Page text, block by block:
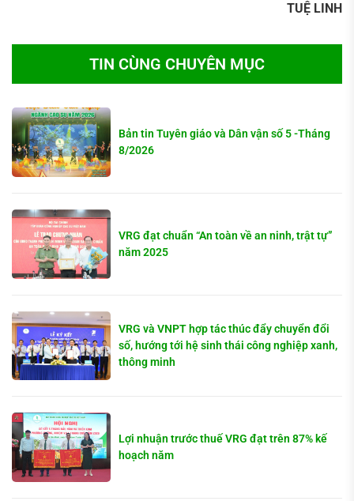
TUỆ LINH
TIN CÙNG CHUYÊN MỤC
Bản tin Tuyên giáo và Dân vận số 5 -Tháng
8/2026
VRG đạt chuẩn “An toàn về an ninh, trật tự”
năm 2025
VRG và VNPT hợp tác thúc đẩy chuyển đổi
số, hướng tới hệ sinh thái công nghiệp xanh,
thông minh
Lợi nhuận trước thuế VRG đạt trên 87% kế
hoạch năm